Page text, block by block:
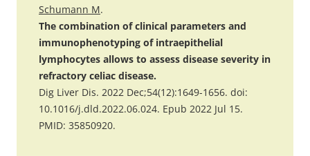
Schumann M.
The combination of clinical parameters and
immunophenotyping of intraepithelial
lymphocytes allows to assess disease severity in
refractory celiac disease.
Dig Liver Dis. 2022 Dec;54(12):1649-1656. doi:
10.1016/j.dld.2022.06.024. Epub 2022 Jul 15.
PMID: 35850920.